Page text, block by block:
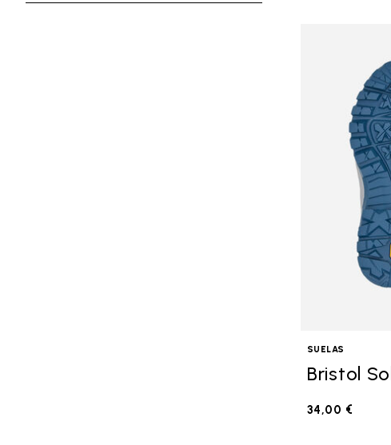
SUELAS
Bristol
34,00 €